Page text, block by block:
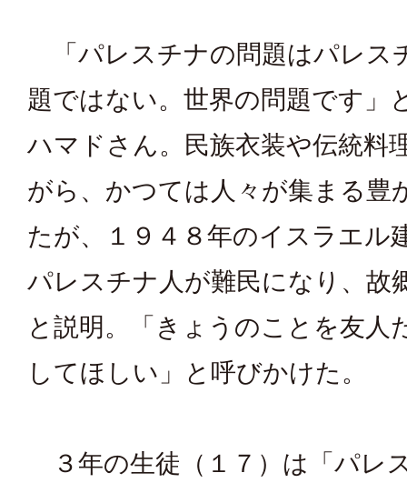
「パレスチナの問題はパレス
題ではない。世界の問題です」
ハマドさん。民族衣装や伝統料
がら、かつては人々が集まる豊
たが、１９４８年のイスラエル
パレスチナ人が難民になり、故
と説明。「きょうのことを友人
してほしい」と呼びかけた。
３年の生徒（１７）は「パレ